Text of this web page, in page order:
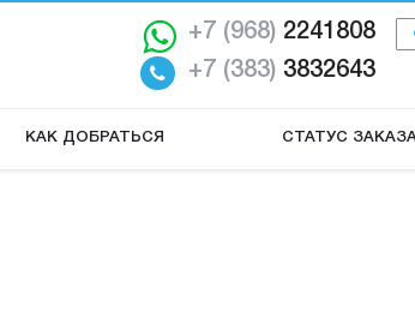
+7 (968) 2241808
+7 (383) 3832643
КАК ДОБРАТЬСЯ СТАТУС